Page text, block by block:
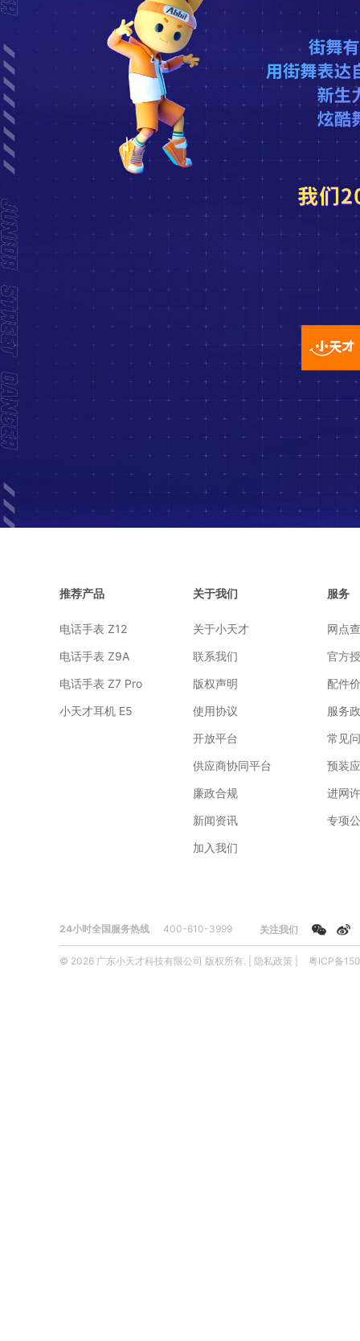
推荐产品
电话手表 Z12
电话手表 Z9A
电话手表 Z7 Pro
小天才耳机 E5
关于我们
关于小天才
联系我们
版权声明
使用协议
开放平台
供应商协同平台
廉政合规
新闻资讯
加入我们
服务
网点
官方
配件
服务
常见
预装
进网
专项
24小时全国服务热线 400-610-3999 关注我们
© 2026 广东小天才科技有限公司 版权所有. | 隐私政策 粤ICP备